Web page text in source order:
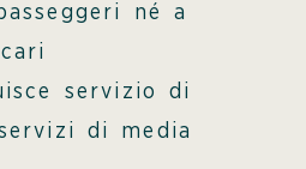
né a
servizio di
di media